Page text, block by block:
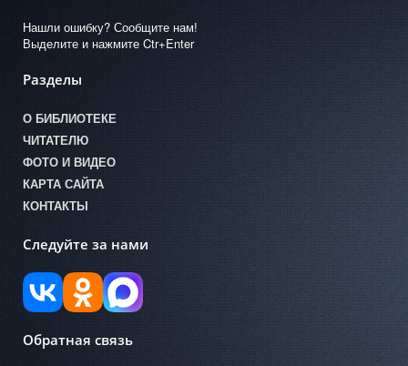
Нашли ошибку? Сообщите нам!
Выделите и нажмите Ctr+Enter
Разделы
О БИБЛИОТЕКЕ
ЧИТАТЕЛЮ
ФОТО И ВИДЕО
КАРТА САЙТА
КОНТАКТЫ
Следуйте за нами
Обратная связь